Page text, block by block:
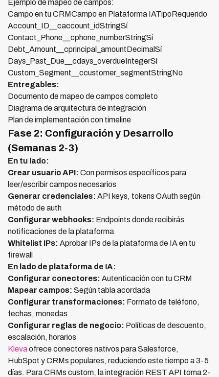
Ejemplo de mapeo de campos:
Campo en tu CRMCampo en Plataforma IATipoRequerido
Account_ID__caccount_idStringSí
Contact_Phone__cphone_numberStringSí
Debt_Amount__cprincipal_amountDecimalSí
Days_Past_Due__cdays_overdueIntegerSí
Custom_Segment__ccustomer_segmentStringNo
Entregables:
Documento de mapeo de campos completo
Diagrama de arquitectura de integración
Plan de implementación con timeline
Fase 2: Configuración y Desarrollo
(Semanas 2-3)
En tu lado:
Crear usuario API: Con permisos específicos para
leer/escribir campos necesarios
Generar credenciales: API keys, tokens OAuth según
método de auth
Configurar webhooks: Endpoints donde recibirás
notificaciones de la plataforma
Whitelist IPs: Aprobar IPs de la plataforma de IA en tu
firewall
En lado de plataforma de IA:
Configurar conectores: Autenticación con tu CRM
Mapear campos: Según tabla acordada
Configurar transformaciones: Formato de teléfono,
fechas, monedas
Configurar reglas de negocio: Políticas de descuento,
escalación, horarios
Klevaofrece conectores nativos para Salesforce,
HubSpot y CRMs populares, reduciendo este tiempo a 3-5
días. Para CRMs custom, la integración REST API toma 2-